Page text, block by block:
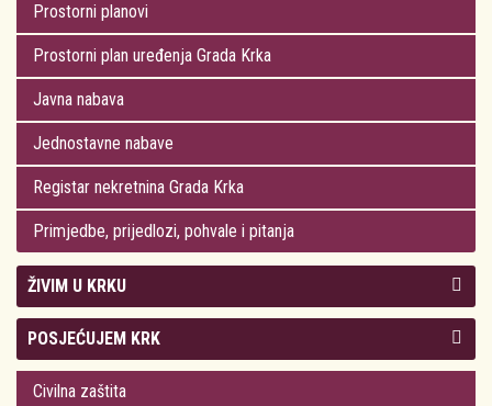
Prostorni planovi
Prostorni plan uređenja Grada Krka
Javna nabava
Jednostavne nabave
Registar nekretnina Grada Krka
Primjedbe, prijedlozi, pohvale i pitanja
ŽIVIM U KRKU
Kolegij gradonačelnika
Gradsko vijeće
POSJEĆUJEM KRK
Plan Grada Krka
Civilna zaštita